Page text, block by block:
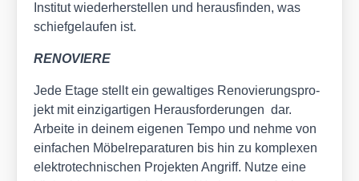
Insti­tut wie­der­her­stel­len und her­aus­fin­den, was
schief­ge­lau­fen ist.
RENOVIERE
Jede Eta­ge stellt ein gewal­ti­ges Reno­vie­rungs­pro­
jekt mit ein­zig­ar­ti­gen Her­aus­for­de­run­gen dar.
Arbei­te in dei­nem eige­nen Tem­po und neh­me von
ein­fa­chen Möbel­re­pa­ra­tu­ren bis hin zu kom­ple­xen
elek­tro­tech­ni­schen Pro­jek­ten Angriff. Nut­ze eine